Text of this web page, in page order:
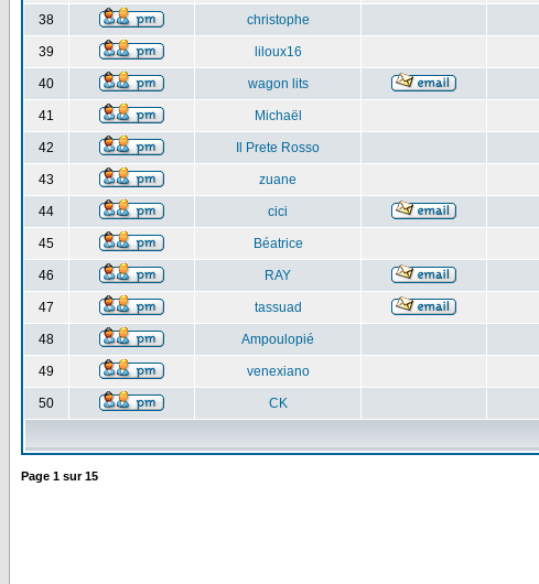
38 christophe
39 liloux16
40 wagon lits
41 Michaël
42 Il Prete Rosso
43 zuane
44 cici
45 Béatrice
46 RAY
47 tassuad
48 Ampoulopié
49 venexiano
50 CK
Page 1 sur15